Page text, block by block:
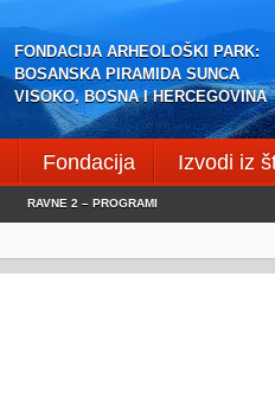
FONDACIJA ARHEOLOŠKI PARK:
BOSANSKA PIRAMIDA SUNCA
VISOKO, BOSNA I HERCEGOVINA
Fondacija Izvodi iz
RAVNE 2 – PROGRAMI